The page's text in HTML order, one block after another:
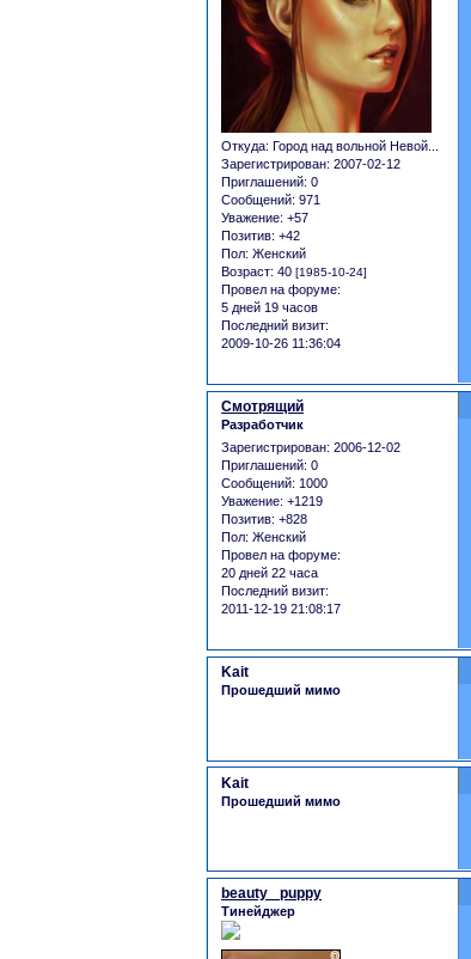
Откуда: Город над вольной Невой...
Зарегистрирован: 2007-02-12
Приглашений: 0
Сообщений: 971
Уважение: +57
Позитив: +42
Пол: Женский
Возраст: 40 [1985-10-24]
Провел на форуме:
5 дней 19 часов
Последний визит:
2009-10-26 11:36:04
Смотрящий
Разработчик
Зарегистрирован: 2006-12-02
Приглашений: 0
Сообщений: 1000
Уважение: +1219
Позитив: +828
Пол: Женский
Провел на форуме:
20 дней 22 часа
Последний визит:
2011-12-19 21:08:17
Kait
Прошедший мимо
Kait
Прошедший мимо
beauty _puppy
Тинейджер